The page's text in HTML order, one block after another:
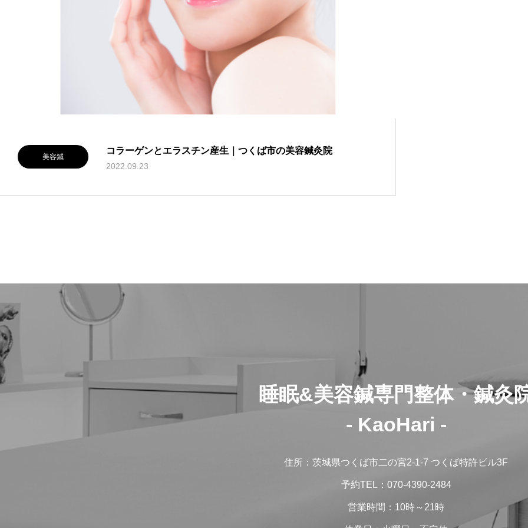
美容鍼
コラーゲンとエラスチン産生｜つくば市の美容鍼灸院
2022.09.23
睡眠&美容鍼専門整体・鍼灸
- KaoHari -
住所：茨城県つくば市二の宮2-1-7 つくば特許ビル3F
予約TEL：070-4390-2484
営業時間：10時～21時